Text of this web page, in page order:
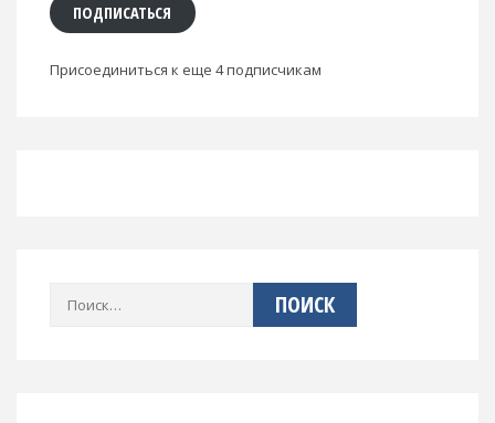
ПОДПИСАТЬСЯ
Присоединиться к еще 4 подписчикам
Найти: